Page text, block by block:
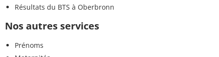
Résultats du BTS à Oberbronn
Nos autres services
Prénoms